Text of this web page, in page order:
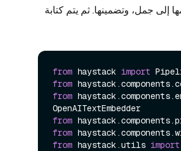
جمل، وتضمينها. ثم يتم كتابة
from haystack import
from
from
from
from
from haystack.utils import